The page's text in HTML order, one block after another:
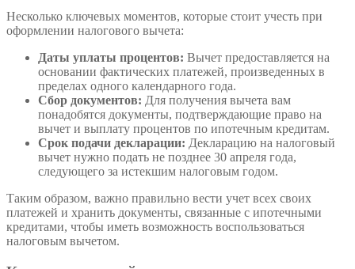
Несколько ключевых моментов, которые стоит учесть при
оформлении налогового вычета:
Даты уплаты процентов: Вычет предоставляется на
основании фактических платежей, произведенных в
пределах одного календарного года.
Сбор документов: Для получения вычета вам
понадобятся документы, подтверждающие право на
вычет и выплату процентов по ипотечным кредитам.
Срок подачи декларации: Декларацию на налоговый
вычет нужно подать не позднее 30 апреля года,
следующего за истекшим налоговым годом.
Таким образом, важно правильно вести учет всех своих
платежей и хранить документы, связанные с ипотечными
кредитами, чтобы иметь возможность воспользоваться
налоговым вычетом.